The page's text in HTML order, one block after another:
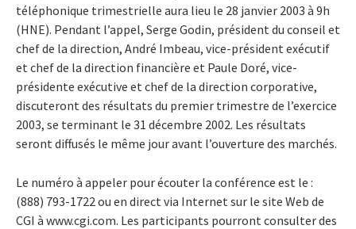
téléphonique trimestrielle aura lieu le 28 janvier 2003 à 9h
(HNE). Pendant l’appel, Serge Godin, président du conseil et
chef de la direction, André Imbeau, vice-président exécutif
et chef de la direction financière et Paule Doré, vice-
présidente exécutive et chef de la direction corporative,
discuteront des résultats du premier trimestre de l’exercice
2003, se terminant le 31 décembre 2002. Les résultats
seront diffusés le même jour avant l’ouverture des marchés.
Le numéro à appeler pour écouter la conférence est le :
(888) 793-1722 ou en direct via Internet sur le site Web de
CGI à www.cgi.com. Les participants pourront consulter des